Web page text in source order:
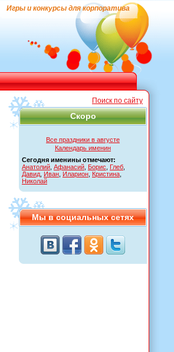
Игры и конкурсы для корпоратива
Поиск по сайту
Скоро
Все праздники в августе
Календарь именин
Сегодня именины отмечают:
Анатолий Афанасий Борис Глеб
Давид Иван Иларион Кристина
Николай
Мы в социальных сетях